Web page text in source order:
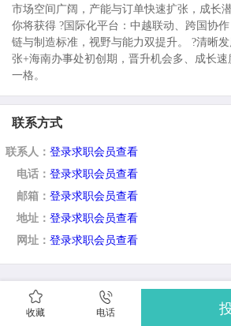
市场空间广阔，产能与订单快速扩张，成长
你将获得 ?国际化平台：中越联动、跨国协
链与制造标准，视野与能力双提升。 ?清晰
张+海南办事处初创期，晋升机会多、成长
一格。
联系方式
联系人： 登录求职会员查看
电话： 登录求职会员查看
邮箱： 登录求职会员查看
地址： 登录求职会员查看
网址： 登录求职会员查看
收藏 电话